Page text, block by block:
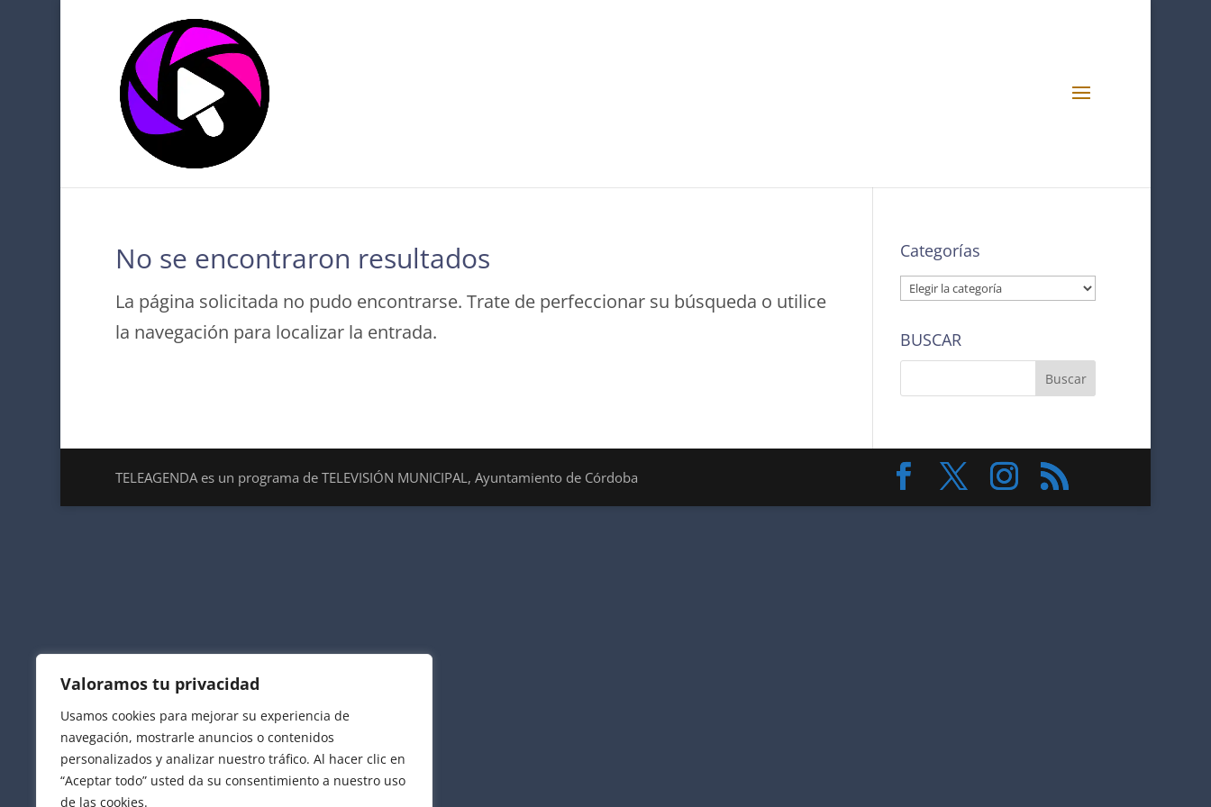
Valoramos tu privacidad
Usamos cookies para mejorar su experiencia de
navegación, mostrarle anuncios o contenidos
personalizados y analizar nuestro tráfico. Al hacer clic en
“Aceptar todo” usted da su consentimiento a nuestro uso
de las cookies.
No se encontraron resultados
La página solicitada no pudo encontrarse. Trate de perfeccionar su búsqueda o utilice
la navegación para localizar la entrada.
Categorías
Categorías
BUSCAR
TELEAGENDA es un programa de TELEVISIÓN MUNICIPAL, Ayuntamiento de Córdoba